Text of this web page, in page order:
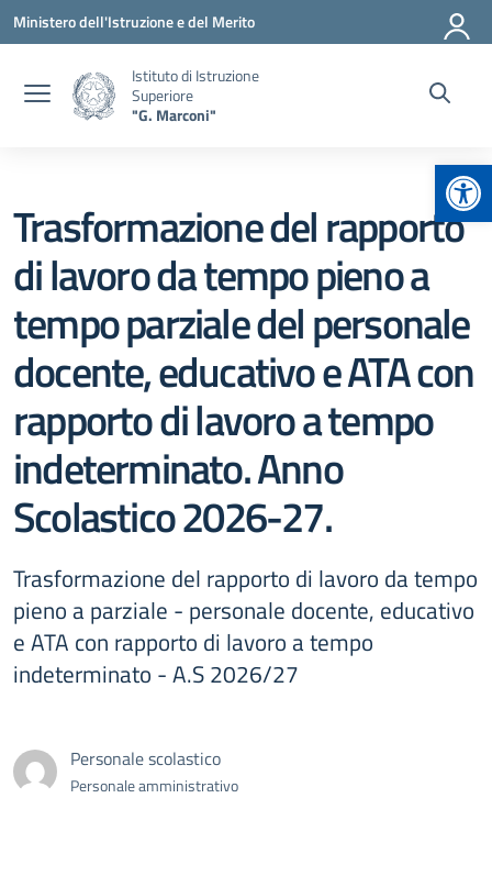
Vai ai contenuti
Vai al menu di navigazione
Vai al footer
Ministero dell'Istruzione e del Merito
Istituto di Istruzione
Superiore
"G. Marconi"
Trasformazione del rapporto
di lavoro da tempo pieno a
tempo parziale del personale
docente, educativo e ATA con
rapporto di lavoro a tempo
indeterminato. Anno
Scolastico 2026-27.
Trasformazione del rapporto di lavoro da tempo
pieno a parziale - personale docente, educativo
e ATA con rapporto di lavoro a tempo
indeterminato - A.S 2026/27
Personale scolastico
Personale amministrativo